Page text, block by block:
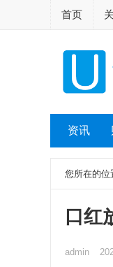
首页
资讯
您所在的位
口红
admin